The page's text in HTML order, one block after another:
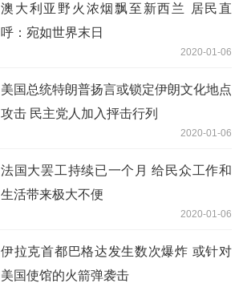
澳大利亚野火浓烟飘至新西兰 居民直
呼：宛如世界末日
2020-01-06
美国总统特朗普扬言或锁定伊朗文化地点
攻击 民主党人加入抨击行列
2020-01-06
法国大罢工持续已一个月 给民众工作和
生活带来极大不便
2020-01-06
伊拉克首都巴格达发生数次爆炸 或针对
美国使馆的火箭弹袭击